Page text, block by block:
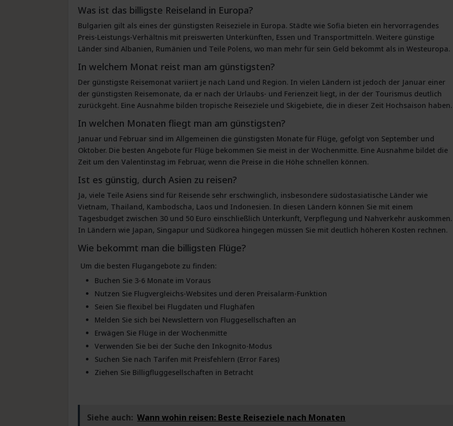
Was ist das billigste Reiseland in Europa?
Bulgarien gilt als eines der günstigsten Reiseziele in Europa. Städte wie Sofia bieten ein hervorragendes
Preis-Leistungs-Verhältnis mit preiswerten Unterkünften, Essen und Transportmitteln. Weitere günstige
Länder sind Albanien, Rumänien und Teile Polens, wo man mehr für sein Geld bekommt als in Westeuropa.
In welchem Monat reist man am günstigsten?
Der günstigste Reisemonat variiert je nach Land und Region. In vielen Ländern ist jedoch der Januar einer
der günstigsten Reisemonate, da er nach der Urlaubs- und Ferienzeit liegt, in der der Tourismus deutlich
zurückgeht. Eine Ausnahme bilden tropische Reiseziele und Skigebiete, die in dieser Zeit Hochsaison haben.
In welchen Monaten fliegt man am günstigsten?
Januar und Februar sind im Allgemeinen die günstigsten Monate für Flüge, gefolgt von September und
Oktober. Die besten Angebote für Flüge bekommen Sie meist in der Wochenmitte. Eine Ausnahme bildet die
Zeit um den Valentinstag im Februar, wenn die Preise in die Höhe schnellen können.
Ist es günstig, durch Asien zu reisen?
Ja, viele Teile Asiens sind für Reisende sehr erschwinglich, insbesondere südostasiatische Länder wie
Vietnam, Thailand, Kambodscha, Laos und Indonesien. In diesen Ländern können Sie mit einem
Tagesbudget zwischen 30 und 50 Euro einschließlich Unterkunft, Verpflegung und Nahverkehr auskommen.
In Ländern wie Japan, Singapur und Südkorea hingegen müssen Sie mit deutlich höheren Kosten rechnen.
Wie bekommt man die billigsten Flüge?
Um die besten Flugangebote zu finden:
Buchen Sie 3-6 Monate im Voraus
Nutzen Sie Flugvergleichs-Websites und deren Preisalarm-Funktion
Seien Sie flexibel bei Flugdaten und Flughäfen
Melden Sie sich bei Newslettern von Fluggesellschaften an
Erwägen Sie Flüge in der Wochenmitte
Verwenden Sie bei der Suche den Inkognito-Modus
Suchen Sie nach Tarifen mit Preisfehlern (Error Fares)
Ziehen Sie Billigfluggesellschaften in Betracht
Siehe auch: Wann wohin reisen: Beste Reiseziele nach Monaten